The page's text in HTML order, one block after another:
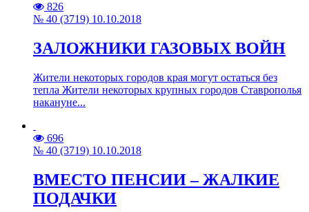
826
№ 40 (3719) 10.10.2018
ЗАЛОЖНИКИ ГАЗОВЫХ ВОЙН
Жители некоторых городов края могут остаться без
тепла Жители некоторых крупных городов Ставрополья
накануне...
696
№ 40 (3719) 10.10.2018
ВМЕСТО ПЕНСИИ – ЖАЛКИЕ
ПОДАЧКИ